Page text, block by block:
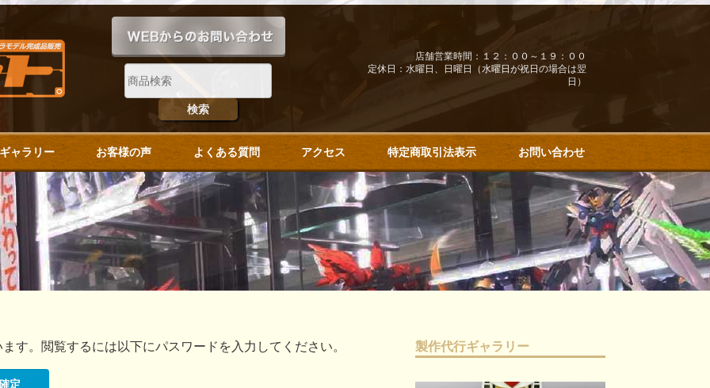
店舗営業時間：１２：００～１９：００
定休日：水曜日、日曜日（水曜日が祝日の場合は翌
日）
ャラリー お客様の声 よくある質問 アクセス 特定商取引法表示 お問い合わせ
す。閲覧するには以下にパスワードを入力してください。 製作代行ギャラリー